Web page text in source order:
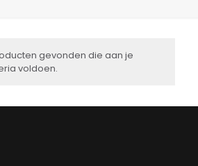
gevonden die aan je
voldoen.